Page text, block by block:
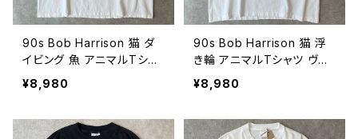
90s Bob Harrison 猫 ダ
イビング 魚 アニマルTシャ
ツ ヴィンテージ 動物 ネコ
ねこ ボブハリソン 海 古着
OPPER 90年代 ビンテー
¥8,980
90s Bob Harrison 猫 浮
き輪 アニマルTシャツ ヴィ
ンテージ 動物 ネコ ねこ ボ
ブハリソン 夏 プール 海 古
テージ Totally Cool! XL 2
¥8,980